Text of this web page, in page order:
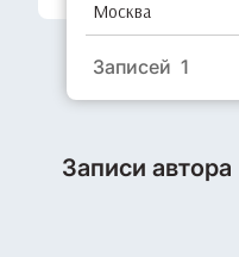
Москва
Записей 1
Записи автора